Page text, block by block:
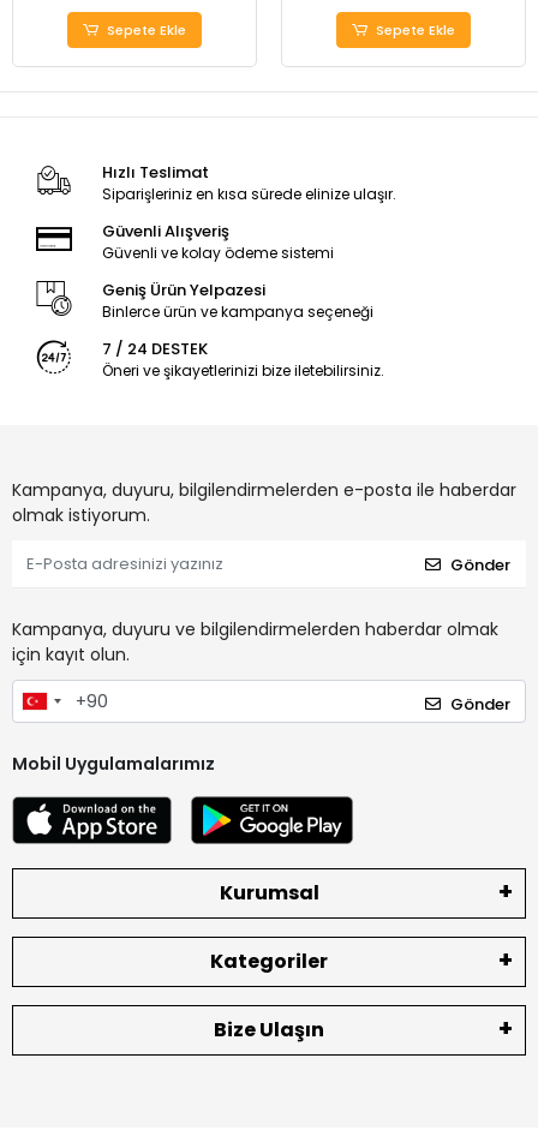
Sepete Ekle Sepete Ekle
Hızlı Teslimat
Siparişleriniz en kısa sürede elinize ulaşır.
Güvenli Alışveriş
Güvenli ve kolay ödeme sistemi
Geniş Ürün Yelpazesi
Binlerce ürün ve kampanya seçeneği
7 / 24 DESTEK
Öneri ve şikayetlerinizi bize iletebilirsiniz.
Kampanya, duyuru, bilgilendirmelerden e-posta ile haberdar
olmak istiyorum.
Gönder
Kampanya, duyuru ve bilgilendirmelerden haberdar olmak
için kayıt olun.
Gönder
Mobil Uygulamalarımız
Kurumsal
Kategoriler
Bize Ulaşın